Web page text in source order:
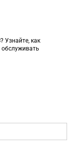
Узнайте, как